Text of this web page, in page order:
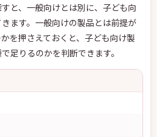
すと、一般向けとは別に、子ども向
ます。一般向けの製品とは前提が
を押さえておくと、子ども向け製
足りるのかを判断できます。